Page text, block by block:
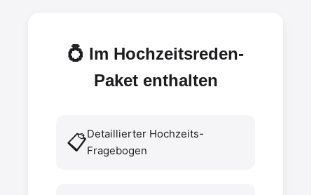
💍 Im Hochzeitsreden-
Paket enthalten
📋Detaillierter Hochzeits-
Fragebogen